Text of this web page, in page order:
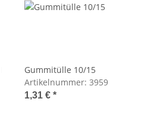
Gummitülle 10/15
Artikelnummer: 3959
1,31 € *